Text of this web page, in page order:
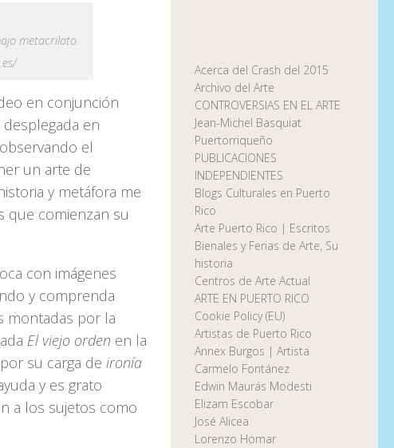
metacrilato.
en conjunción
en
el
un arte de
y metáfora me
que comienzan su
con imágenes
y comprenda
montadas por la
El viejo orden en la
su carga de ironía
y es grato
a los sujetos como
Acerca del Crash del 2015
Archivo del Arte
CONTROVERSIAS EN EL ARTE
Jean-Michel Basquiat
Puertorriqueño
PUBLICACIONES
INDEPENDIENTES
Blogs Culturales en Puerto
Rico
Arte Puerto Rico | Escritos
Bienales y Ferias de Arte, Su
historia
Centros de Arte Actual
ARTE EN PUERTO RICO
Cookie Policy (EU)
Artistas de Puerto Rico
Annex Burgos | Artista
Carmelo Fontánez
Edwin Maurás Modesti
Elizam Escobar
José Alicea
Lorenzo Homar